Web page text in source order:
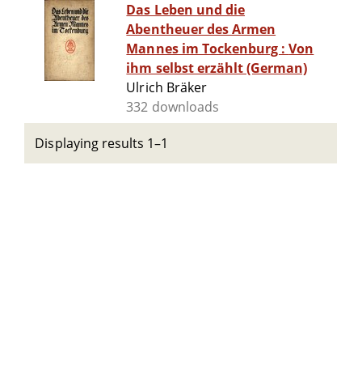
Das Leben und die
Abentheuer des Armen
Mannes im Tockenburg : Von
ihm selbst erzählt (German)
Ulrich Bräker
332 downloads
Displaying results 1–1